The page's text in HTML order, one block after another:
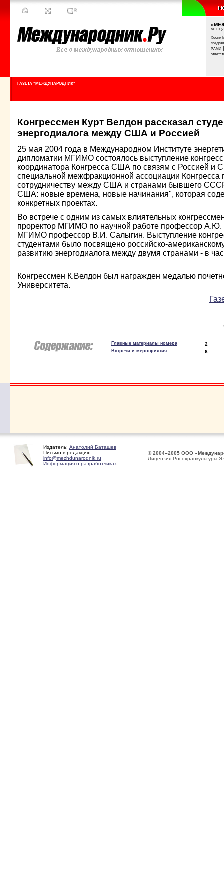
№ 10
Хосни
РАМИ
ГАЗЕТА "МЕЖДУНАРОДНИК"
Конгрессмен Курт Велдон рассказал
энергодиалога между США и Россией
25 мая 2004 года в Международном Институте
дипломатии МГИМО состоялось выступление
координатора Конгресса США по связям с Россией и
специальной межфракционной ассоциации Конгресса
сотрудничеству между США и странами бывшего
США: новые времена, новые начинания", которая
конкретных проектах.
Во встрече с одним из самых влиятельных
проректор МГИМО по научной работе профессор
МГИМО профессор В.И. Салыгин. Выступление
студентами было посвящено российско-
развитию энергодиалога между двумя странами - в
Конгрессмен К.Велдон был награжден медалью
Университета.
Главные материалы номера 2
Встречи и мероприятия 6
Издатель: Анатолий Баташев
Письмо в редакцию:
info@mezhdunarodnik.ru
Информация о разработчиках
© 2004–2005 ООО
Лицензия